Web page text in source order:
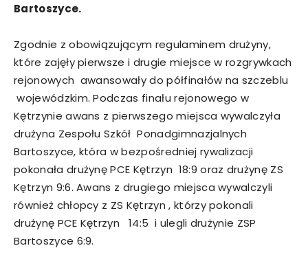
Bartoszyce.
Zgodnie z obowiązującym regulaminem drużyny,
które zajęły pierwsze i drugie miejsce w rozgrywkach
rejonowych awansowały do półfinałów na szczeblu
wojewódzkim. Podczas finału rejonowego w
Kętrzynie awans z pierwszego miejsca wywalczyła
drużyna Zespołu Szkół Ponadgimnazjalnych
Bartoszyce, która w bezpośredniej rywalizacji
pokonała drużynę PCE Kętrzyn 18:9 oraz drużynę ZS
Kętrzyn 9:6. Awans z drugiego miejsca wywalczyli
również chłopcy z ZS Kętrzyn , którzy pokonali
drużynę PCE Kętrzyn 14:5 i ulegli drużynie ZSP
Bartoszyce 6:9.